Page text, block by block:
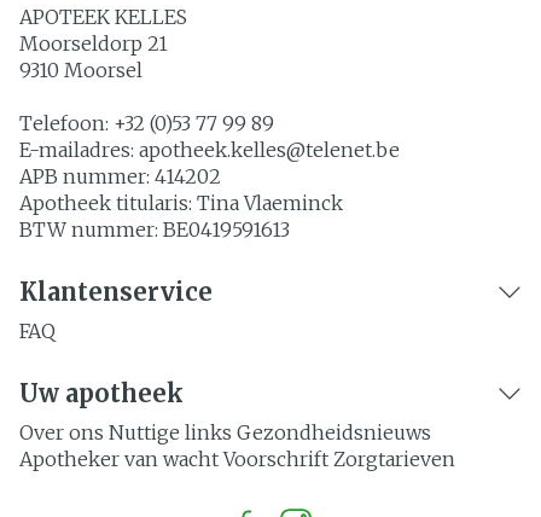
APOTEEK KELLES
Moorseldorp 21
9310 Moorsel
Telefoon: +32 (0)53 77 99 89
E-mailadres: apotheek.kelles@telenet.be
APB nummer: 414202
Apotheek titularis: Tina Vlaeminck
BTW nummer: BE0419591613
Klantenservice
FAQ
Uw apotheek
Over ons Nuttige links Gezondheidsnieuws
Apotheker van wacht Voorschrift Zorgtarieven